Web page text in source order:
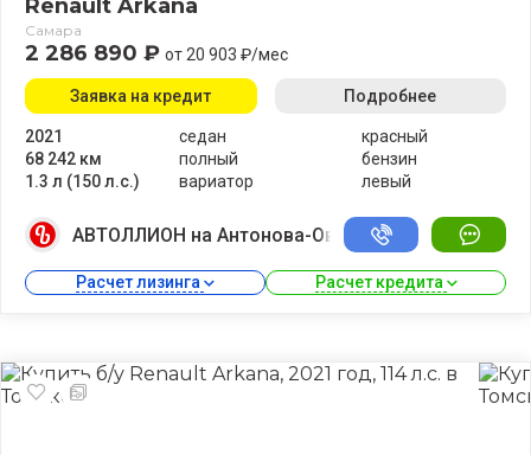
Renault Arkana
Самара
2 286 890 ₽ от 20 903 ₽/мес
2021
68 242 км
1.3 л (150 л.с.)
седан
полный
вариатор
красный
бензин
левый
Заявка на кредит Подробнее
АВТОЛЛИОН на Антонова-Овсеенко
Расчет лизинга Расчет кредита